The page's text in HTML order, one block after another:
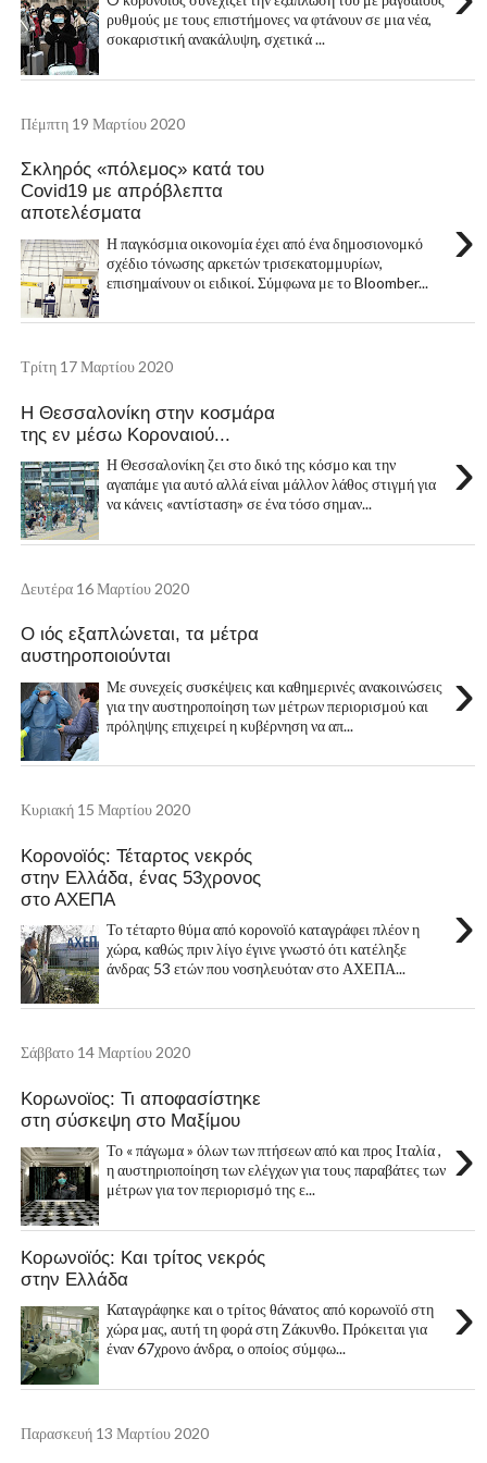
ρυθμούς με τους επιστήμονες να φτάνουν σε μια νέα,
σοκαριστική ανακάλυψη, σχετικά ...
Πέμπτη 19 Μαρτίου 2020
Σκληρός «πόλεμος» κατά του
Covid19 με απρόβλεπτα
αποτελέσματα
›
Η παγκόσμια οικονομία έχει από ένα δημοσιονομκό
σχέδιο τόνωσης αρκετών τρισεκατομμυρίων,
επισημαίνουν οι ειδικοί. Σύμφωνα με το Bloomber...
Τρίτη 17 Μαρτίου 2020
Η Θεσσαλονίκη στην κοσμάρα
της εν μέσω Κοροναιού...
›
Η Θεσσαλονίκη ζει στο δικό της κόσμο και την
αγαπάμε για αυτό αλλά είναι μάλλον λάθος στιγμή για
να κάνεις «αντίσταση» σε ένα τόσο σημαν...
Δευτέρα 16 Μαρτίου 2020
Ο ιός εξαπλώνεται, τα μέτρα
αυστηροποιούνται
›
Με συνεχείς συσκέψεις και καθημερινές ανακοινώσεις
για την αυστηροποίηση των μέτρων περιορισμού και
πρόληψης επιχειρεί η κυβέρνηση να απ...
Κυριακή 15 Μαρτίου 2020
Κορονοϊός: Τέταρτος νεκρός
στην Ελλάδα, ένας 53χρονος
στο ΑΧΕΠΑ
›
Το τέταρτο θύμα από κορονοϊό καταγράφει πλέον η
χώρα, καθώς πριν λίγο έγινε γνωστό ότι κατέληξε
άνδρας 53 ετών που νοσηλευόταν στο ΑΧΕΠΑ...
Σάββατο 14 Μαρτίου 2020
Κορωνοϊος: Τι αποφασίστηκε
στη σύσκεψη στο Μαξίμου
›
Το « πάγωμα » όλων των πτήσεων από και προς Ιταλία ,
η αυστηριοποίηση των ελέγχων για τους παραβάτες των
μέτρων για τον περιορισμό της ε...
Κορωνοϊός: Και τρίτος νεκρός
στην Ελλάδα
›
Καταγράφηκε και ο τρίτος θάνατος από κορωνοϊό στη
χώρα μας, αυτή τη φορά στη Ζάκυνθο. Πρόκειται για
έναν 67χρονο άνδρα, ο οποίος σύμφω...
Παρασκευή 13 Μαρτίου 2020